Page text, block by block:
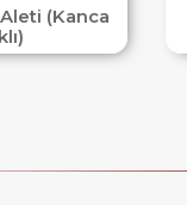
(Kanca